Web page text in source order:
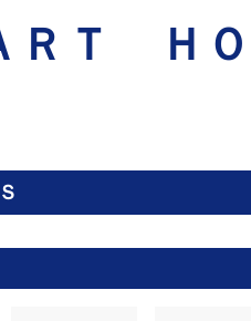
Ｔ ＨＯ